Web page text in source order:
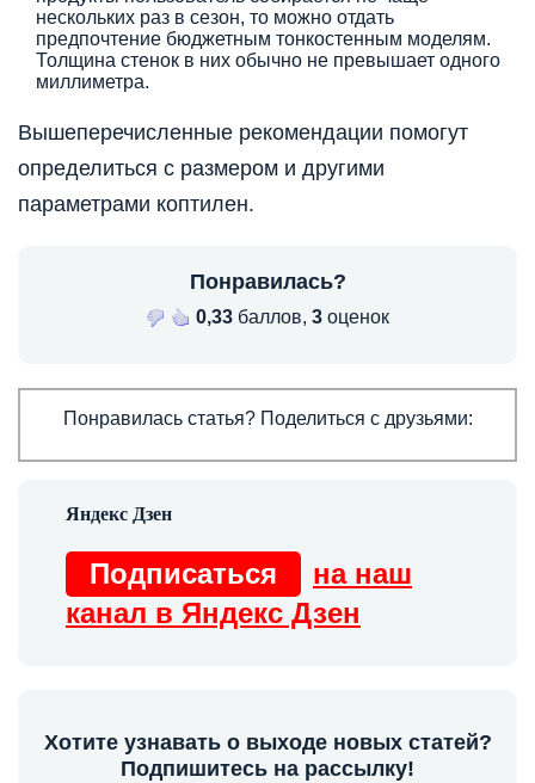
нескольких раз в сезон, то можно отдать
предпочтение бюджетным тонкостенным моделям.
Толщина стенок в них обычно не превышает одного
миллиметра.
Вышеперечисленные рекомендации помогут
определиться с размером и другими
параметрами коптилен.
Понравилась?
0,33 баллов, 3 оценок
Понравилась статья? Поделиться с друзьями:
Подписаться
на наш
канал в Яндекс Дзен
Хотите узнавать о выходе новых статей?
Подпишитесь на рассылку!